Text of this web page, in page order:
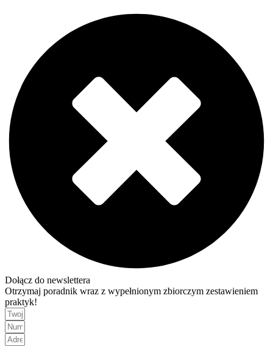
Dołącz do newslettera
Otrzymaj poradnik wraz z wypełnionym zbiorczym zestawieniem
praktyk!